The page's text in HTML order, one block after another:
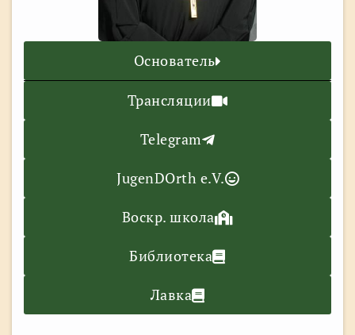
Основатель
Трансляции
Telegram
JugenDOrth e.V.
Воскр. школа
Библиотека
Лавка